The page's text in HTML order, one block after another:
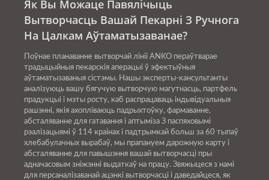
Як Вы Можаце Павялічыць
Вытворчасць Вашай Пекарні З Ручнога
На Цалкам Аўтаматызаванае?
Поўнае планаванне вытворчай лініі ANKO пераўтварае
традыцыйныя пекарскія аперацыі ў эфектыўныя
аўтаматызаваныя сістэмы. Нашы эксперты-кансультанты
аналізуюць вашу бягучую вытворчую магутнасць, партфель
прадукцыі і мэты росту, каб распрацаваць індывідуальныя
рашэнні, якія ахопліваюць падрыхтоўку, фармаванне,
абсталяванне для гатавання і аптыміза З паспяховымі
рэалізацыямі ў 114 краінах і падтрымкай больш за 60 тыпаў
хлебабулачных вырабаў, мы прапануем дарожную карту і
абсталяванне для павышэння вашай вытворчасці пры
адначасовым зніжэнні выдаткаў на працу. Звяжыцеся з намі
для персаналізаванай ацэнкі вытворчасці і даведайцеся, як